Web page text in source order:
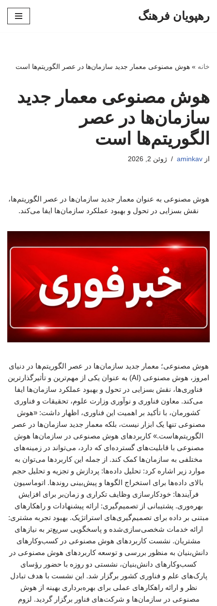
رهپویان فرهنگ
خانه » هوش مصنوعی معمار جدید سازمان‌ها در عصر الگوریتم‌ها است
هوش مصنوعی معمار جدید
سازمان‌ها در عصر
الگوریتم‌ها است
از aminkav ژوئن 2, 2026
هوش مصنوعی به عنوان معمار جدید سازمان‌ها در عصر الگوریتم‌ها،
نقش بسزایی در تحول و بهبود عملکرد سازمان‌ها ایفا می‌کند.
هوش مصنوعی؛ معمار جدید سازمان‌ها در عصر الگوریتم‌ها در دنیای
امروز، هوش مصنوعی (AI) به عنوان یکی از مهم‌ترین و تأثیرگذارترین
فناوری‌ها، نقش بسزایی در تحول و بهبود عملکرد سازمان‌ها ایفا
می‌کند. معاون فناوری و نوآوری وزارت علوم، تحقیقات و فناوری
کشورمان، با تأکید بر اهمیت این فناوری، اظهار داشت: «هوش
مصنوعی تنها یک ابزار نیست، بلکه معمار جدید سازمان‌ها در عصر
الگوریتم‌هاست.» کاربردهای هوش مصنوعی در سازمان‌ها هوش
مصنوعی با قابلیت‌های گسترده‌ای که دارد، می‌تواند در زمینه‌های
مختلفی به سازمان‌ها کمک کند. از جمله این کاربردها می‌توان به
موارد زیر اشاره کرد: تحلیل داده‌ها: پردازش و تجزیه و تحلیل حجم
بالای داده‌ها برای استخراج الگوها و پیش‌بینی روندها. اتوماسیون
فرآیندها: خودکارسازی وظایف تکراری و زمان‌بر برای افزایش
بهره‌وری. پشتیبانی از تصمیم‌گیری: ارائه پیشنهادات و راهکارهای
مبتنی بر داده برای تصمیم‌گیری‌های استراتژیک. بهبود تجربه مشتری:
ارائه خدمات شخصی‌سازی‌شده و پاسخگویی سریع‌تر به نیازهای
مشتریان. نشست کاربردهای هوش مصنوعی در کسب‌وکارهای
دانش‌بنیان به منظور بررسی و توسعه کاربردهای هوش مصنوعی در
کسب‌وکارهای دانش‌بنیان، نشستی دو روزه با حضور رؤسای
پارک‌های علم و فناوری کشور برگزار شد. این نشست با هدف تبادل
نظر و ارائه راهکارهای عملی برای بهره‌برداری بهینه از هوش
مصنوعی در سازمان‌ها و شرکت‌های فناور برگزار گردید. لزوم